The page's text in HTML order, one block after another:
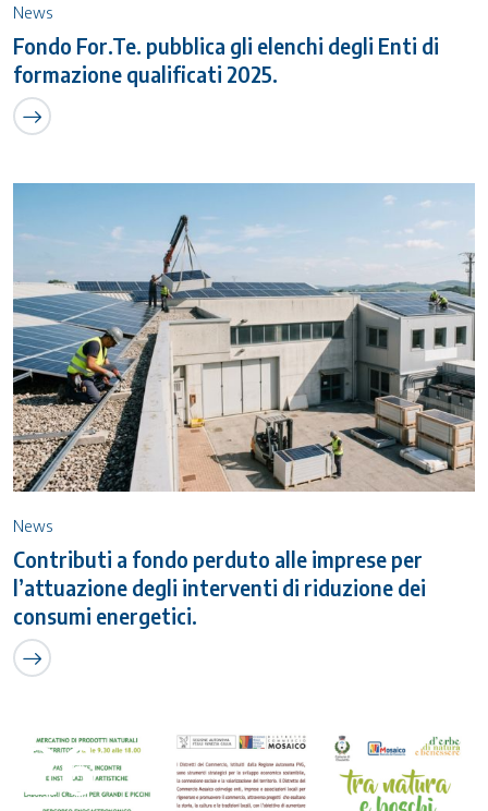
News
Fondo For.Te. pubblica gli elenchi degli Enti di
formazione qualificati 2025.
News
Contributi a fondo perduto alle imprese per
l’attuazione degli interventi di riduzione dei
consumi energetici.
26